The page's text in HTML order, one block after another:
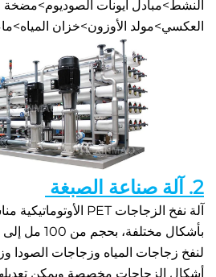
الأوزون>خزان المياه>ماء نقي
مخصصة ويمكن تعديلها وفقًا